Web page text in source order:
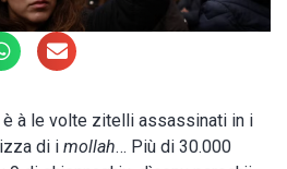
è à le volte zitelli assassinati in i
di i mollah… Più di 30.000